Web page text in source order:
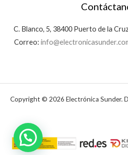
C. Blanco, 5, 38400 Puerto de la
Correo:
Copyright © 2026 Electrónica Sunder.